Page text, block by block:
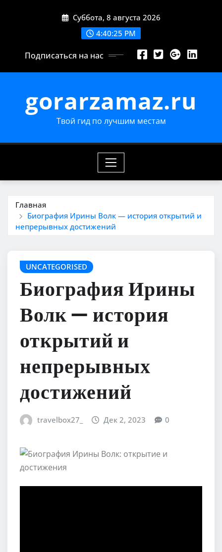
Суббота, 8 августа 2026
4:40:26 PM
Подписаться на нас
gorarzamaz.ru
Твой гид по лучшим местам
Главная
Биография Ирины Волк — история открытий и
непрерывных достижений
UNCATEGORISED
Биография Ирины
Волк — история
открытий и
непрерывных
достижений
travelbox27_ Дек 2, 2023 0